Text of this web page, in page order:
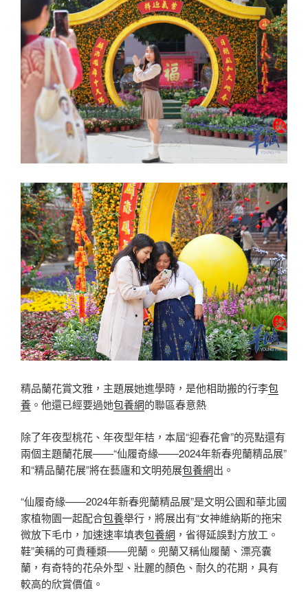
精品蘭花賞文雅，主題展她進學時，是他相助搬的行李包
養 。他還已經要過她包養網的聯區春意熱
除了年夜型桃花、年夜型年桔，本屆“迎春花會”的亮點還有
兩個主題蘭花展——“仙履奇緣——2024年新春兜蘭精品展”
和“精品蘭花展”將在藝廬和文明苑展包養網出。
“仙履奇緣——2024年新春兜蘭精品展”是文明公園和華北國
家植物園一起配合包養舉行，將展出有“女神維納斯的拖宋
微放下毛巾，加速速率填表包養網 ，省得延誤對方放工。
鞋”美稱的可貴種類——兜蘭。兜蘭又稱仙履蘭、漂亮囊
蘭，有奇特的花朵外型、壯麗的顏色、耐久的花期，具有
較高的欣賞價值。